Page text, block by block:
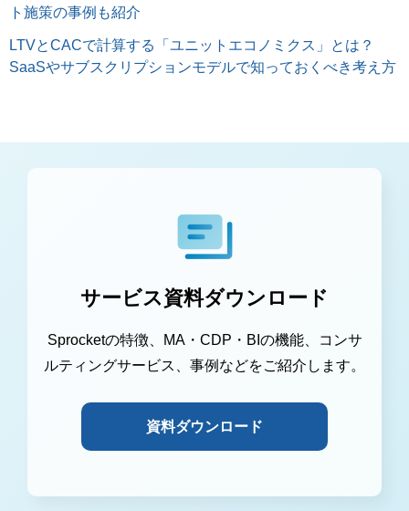
ト施策の事例も紹介
LTVとCACで計算する「ユニットエコノミクス」とは？
SaaSやサブスクリプションモデルで知っておくべき考え方
サービス資料ダウンロード
Sprocketの特徴、MA・CDP・BIの機能、コンサ
ルティングサービス、事例などをご紹介します。
資料ダウンロード